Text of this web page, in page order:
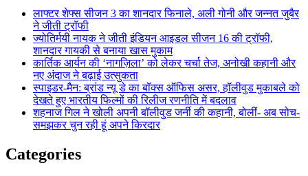
लाफ्टर शेफ्स सीजन 3 का शानदार फिनाले, अली गोनी और जन्नत जुबैर
ने जीती ट्रॉफी
ज्योतिर्मयी नायक ने जीती इंडियन आइडल सीजन 16 की ट्रॉफी,
शानदार गायकी से बनाया खास मुकाम
कार्तिक आर्यन की ‘नागज़िला’ को लेकर चर्चा तेज, अनोखी कहानी और
नए अंदाज ने बढ़ाई उत्सुकता
स्पाइडर-मैन: ब्रांड न्यू डे का बॉक्स ऑफिस असर, हॉलीवुड मुकाबले को
देखते हुए भारतीय फिल्मों की रिलीज रणनीति में बदलाव
शहनाज गिल ने खोली अपनी बॉलीवुड जर्नी की कहानी, बोलीं- अब सोच-
समझकर चुन रही हूं अपने किरदार
Categories